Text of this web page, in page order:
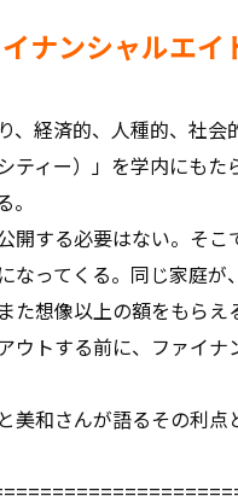
ナンシャルエイ
経済的、人種的、社会
ティー）」を学内にも
開する必要はない。そこ
なってくる。同じ家庭
た想像以上の額をもら
ウトする前に、ファイ
和さんが語るその利点